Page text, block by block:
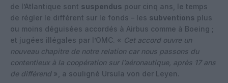
de l’Atlantique sont suspendus pour cinq ans, le temps
de régler le différent sur le fonds – les subventions plus
ou moins déguisées accordés à Airbus comme à Boeing ;
et jugées illégales par l’OMC. « Cet accord ouvre un
nouveau chapitre de notre relation car nous passons du
contentieux à la coopération sur l’aéronautique, après 17 ans
de différend», a souligné Ursula von der Leyen.